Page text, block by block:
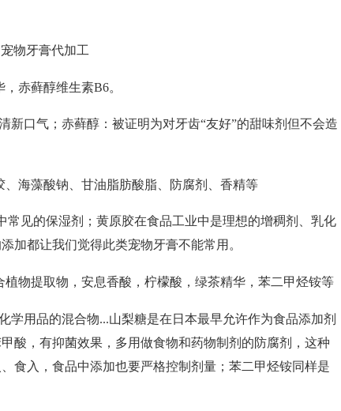
，赤藓醇维生素B6。
新口气；赤藓醇：被证明为对牙齿“友好”的甜味剂但不会造
、海藻酸钠、甘油脂肪酸脂、防腐剂、香精等
见的保湿剂；黄原胶在食品工业中是理想的增稠剂、乳化
加都让我们觉得此类宠物牙膏不能常用。
植物提取物，安息香酸，柠檬酸，绿茶精华，苯二甲烃铵等
学用品的混合物...山梨糖是在日本最早允许作为食品添加剂
酸，有抑菌效果，多用做食物和药物制剂的防腐剂，这种
食入，食品中添加也要严格控制剂量；苯二甲烃铵同样是